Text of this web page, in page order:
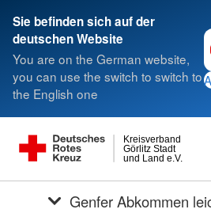
Sie befinden sich auf der
deutschen Website
You are on the German website,
you can use the switch to switch to
the English one
und Land e.V.
Görlitz Stadt
Kreisverband
Genfer Abkommen